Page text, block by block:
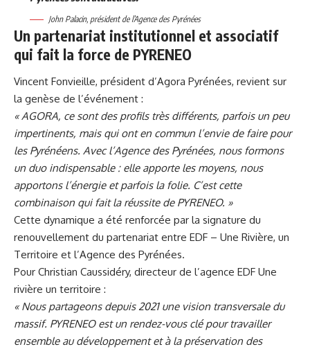
John Palacin, président de l’Agence des Pyrénées
Un partenariat institutionnel et associatif
qui fait la force de PYRENEO
Vincent Fonvieille, président d’Agora Pyrénées, revient sur
la genèse de l’événement :
« AGORA, ce sont des profils très différents, parfois un peu
impertinents, mais qui ont en commun l’envie de faire pour
les Pyrénéens. Avec l’Agence des Pyrénées, nous formons
un duo indispensable : elle apporte les moyens, nous
apportons l’énergie et parfois la folie. C’est cette
combinaison qui fait la réussite de PYRENEO. »
Cette dynamique a été renforcée par la signature du
renouvellement du partenariat entre EDF – Une Rivière, un
Territoire et l’Agence des Pyrénées.
Pour Christian Caussidéry, directeur de l’agence EDF Une
rivière un territoire :
« Nous partageons depuis 2021 une vision transversale du
massif. PYRENEO est un rendez-vous clé pour travailler
ensemble au développement et à la préservation des